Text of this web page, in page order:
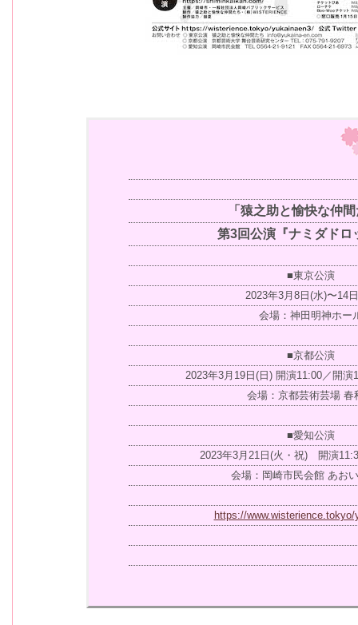
「猿之助と愉快な仲
第3回公演『ナミダドロ
■東京公演
2023年3月8日(水)〜14
会場：神田明神ホー
■京都公演
2023年3月19日(日) 開演11:00／開演
会場：京都芸術芸場 春
■愛知公演
2023年3月21日(火・祝) 開演
会場：岡崎市民会館 あお
https://www.wisterience.tokyo/